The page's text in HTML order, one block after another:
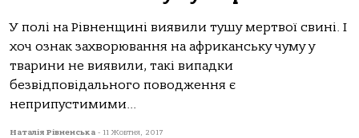
У полі на Рівненщині виявили тушу мертвої свині. І
хоч ознак захворювання на африканську чуму у
тварини не виявили, такі випадки
безвідповідального поводження є
неприпустимими...
Наталія Рівненська - 11 Жовтня, 2017